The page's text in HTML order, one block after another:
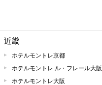
近畿
ホテルモントレ京都
ホテルモントレ ル・フレール大阪
ホテルモントレ大阪